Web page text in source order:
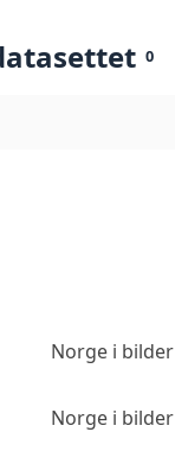
0
Norge i bilder
Norge i bilder